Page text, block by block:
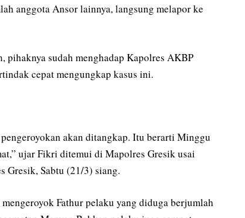
anggota Ansor lainnya, langsung melapor ke
pihaknya sudah menghadap Kapolres AKBP
cepat mengungkap kasus ini.
akan ditangkap. Itu berarti Minggu
ujar Fikri ditemui di Mapolres Gresik usai
Gresik, Sabtu (21/3) siang.
Fathur pelaku yang diduga berjumlah